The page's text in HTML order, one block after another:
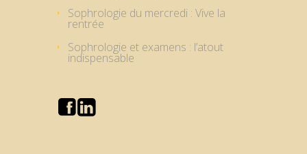
Sophrologie du mercredi : Vive la
rentrée
Sophrologie et examens : l’atout
indispensable